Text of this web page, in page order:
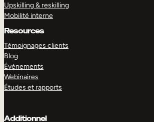
Upskilling & reskilling
Mobilité interne
Resources
Témoignages clients
Blog
Événements
Webinaires
Études et rapports
Additionnel